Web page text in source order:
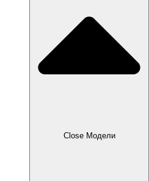
Close Модели